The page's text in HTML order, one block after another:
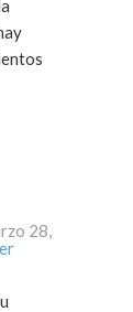
28,